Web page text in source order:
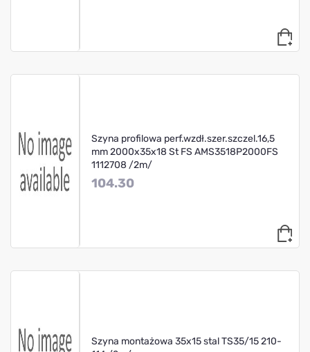
Szyna profilowa perf.wzdł.szer.szczel.16,5
mm 2000x35x18 St FS AMS3518P2000FS
1112708 /2m/
104.30
Szyna montażowa 35x15 stal TS35/15 210-